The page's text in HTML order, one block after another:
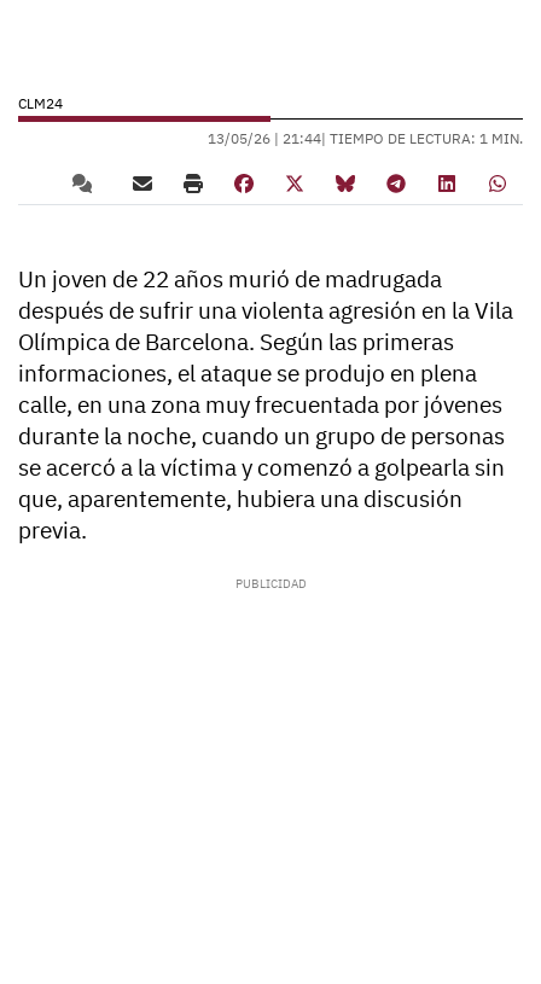
CLM24
13/05/26 | 21:44| TIEMPO DE LECTURA: 1 MIN.
Un joven de 22 años murió de madrugada
después de sufrir una violenta agresión en la Vila
Olímpica de Barcelona. Según las primeras
informaciones, el ataque se produjo en plena
calle, en una zona muy frecuentada por jóvenes
durante la noche, cuando un grupo de personas
se acercó a la víctima y comenzó a golpearla sin
que, aparentemente, hubiera una discusión
previa.